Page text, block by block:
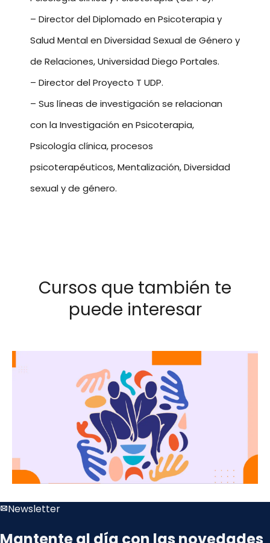
– Director del Diplomado en Psicoterapia y
Salud Mental en Diversidad Sexual de Género y
de Relaciones, Universidad Diego Portales.
– Director del Proyecto T UDP.
– Sus líneas de investigación se relacionan
con la Investigación en Psicoterapia,
Psicología clínica, procesos
psicoterapéuticos, Mentalización, Diversidad
sexual y de género.
Cursos que también te
puede interesar